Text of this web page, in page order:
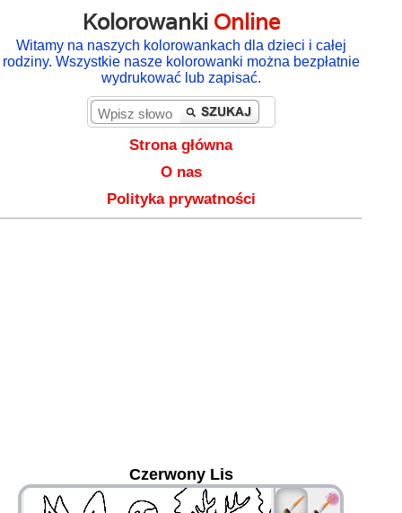
Kolorowanki Online
Witamy na naszych kolorowankach dla dzieci i całej
rodziny. Wszystkie nasze kolorowanki można bezpłatnie
wydrukować lub zapisać.
Strona główna
O nas
Polityka prywatności
Czerwony Lis